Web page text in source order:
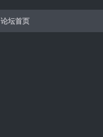
论坛首页